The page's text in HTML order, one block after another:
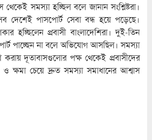
সমস্যা হচ্ছিল বলে জানান সংশ্লিষ্টরা।
সব দেশেই পাসপোর্ট সেবা বন্ধ হয়ে পড়েছে।
হচ্ছিলেন প্রবাসী বাংলাদেশিরা। দুই-তিন
পাচ্ছেন না বলে অভিযোগ আসছিল। সমস্যা
দূতাবাসগুলোর পক্ষ থেকেই প্রবাসীদের
ক্ষমা চেয়ে দ্রুত সমস্যা সমাধানের আশ্বাস